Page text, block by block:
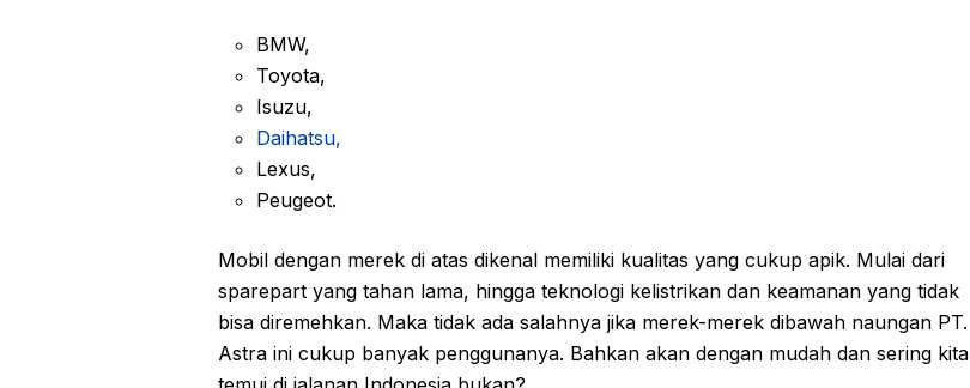
BMW,
Toyota,
Isuzu,
Daihatsu,
Lexus,
Peugeot.
Mobil dengan merek di atas dikenal memiliki kualitas yang cukup apik. Mulai dari
sparepart yang tahan lama, hingga teknologi kelistrikan dan keamanan yang tidak
bisa diremehkan. Maka tidak ada salahnya jika merek-merek dibawah naungan PT.
Astra ini cukup banyak penggunanya. Bahkan akan dengan mudah dan sering kita